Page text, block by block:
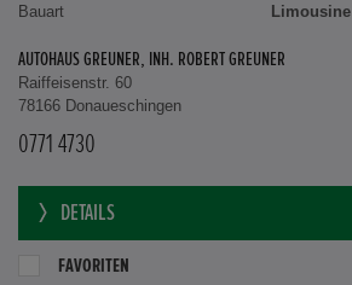
Bauart
Limousine
AUTOHAUS GREUNER, INH. ROBERT GREUNER
Raiffeisenstr. 60
78166 Donaueschingen
0771 4730
DETAILS
FAVORITEN